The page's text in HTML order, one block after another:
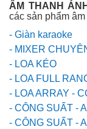
ÂM THANH
các sản phẩm
- Giàn karaoke
- MIXER
- LOA KÉO
- LOA FULL
- LOA ARRAY -
- CÔNG SUẤT -
- CÔNG SUẤT -